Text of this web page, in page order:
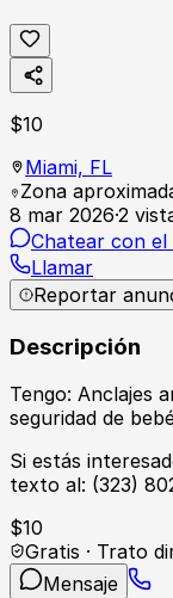
$10
Miami, FL
Zona
8 mar 2026·2
Chatear con el
Llamar
Reportar
Descripción
Tengo: Anclajes
seguridad de
Si estás
texto al: (323)
$10
Gratis · Trato
Mensaje